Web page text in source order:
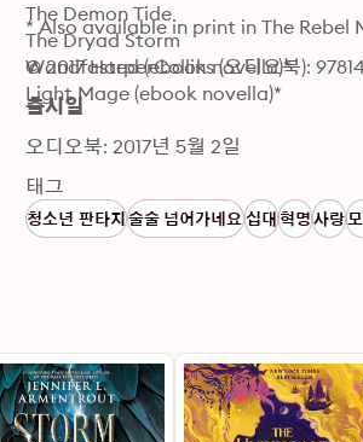
The Demon Tide
The Dryad Storm
Wandfasted (ebook novella)*
Light Mage (ebook novella)*
* Also available in print in The Rebel
© 2017 HarperCollins (오디오북):
출시일
오디오북: 2017년 5월 2일
태그
청소년 판타지술술 넘어가네요십대혁명사랑